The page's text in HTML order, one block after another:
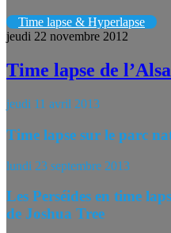
Time lapse & Hyperlapse
jeudi 22 novembre 2012
Time lapse de
jeudi 11 avril 2013
Time lapse sur le parc
lundi 23 septembre 2013
Les Perséides en time
de Joshua Tree